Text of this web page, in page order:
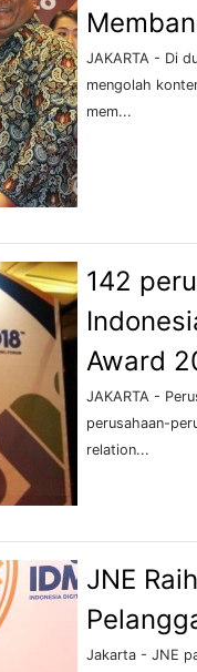
JAKARTA - Di
mengolah
mem...
142
Award
JAKARTA -
perusahaan-
relation...
JNE
Jakarta - JNE